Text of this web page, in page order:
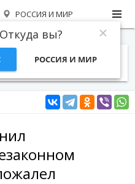
РОССИЯ И МИР
Откуда вы?
РОССИЯ И МИР
ТЕМЫ ФОТО